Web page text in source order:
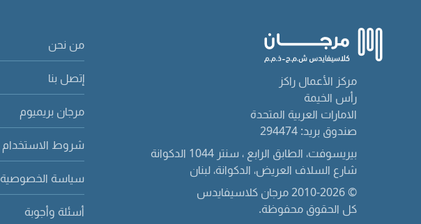
مركز الأعمال راكز
رأس الخيمة
الامارات العربية المتحدة
صندوق بريد: 294474
بيريسوفت، الطابق الرابع ، سنتر 1044 الدكوانة
شارع السلاف العريض، الدكوانة، لبنان
© 2010-2026 مرجان كلاسيفايدس
كل الحقوق محفوظة.
من نحن
إتصل بنا
مرجان بريميوم
شروط الاستخدام
سياسة الخصوصية
أسئلة وأجوبة